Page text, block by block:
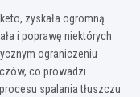
zyskała ogromną
i poprawę niektórych
ograniczeniu
co prowadzi
spalania tłuszczu